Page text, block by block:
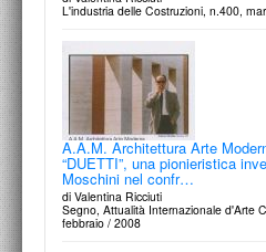
di Valentina Ricciuti
Segno, Attualità Internazionale d'Arte
Aldo Rossi: Teatri
a cura di Germano Celant
Skira | Fondazione Vedova / giugno
L'industria delle Costruzioni, n.400,
A.A.M. Architettura Arte
“DUETTI”, una pionieristica
Moschini nel confr…
di Valentina Ricciuti
Segno, Attualità Internazionale d'Arte
febbraio / 2008